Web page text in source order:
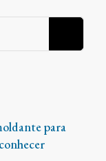
para